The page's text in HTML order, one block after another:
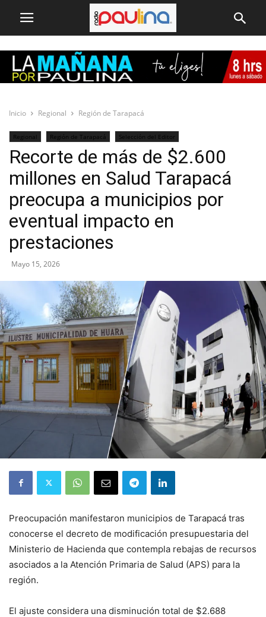
Inicio Regional Región de Tarapacá
Regional Región de Tarapacá Selección del Editor
Recorte de más de $2.600
millones en Salud Tarapacá
preocupa a municipios por
eventual impacto en
prestaciones
Mayo 15, 2026
Preocupación manifestaron municipios de Tarapacá tras
conocerse el decreto de modificación presupuestaria del
Ministerio de Hacienda que contempla rebajas de recursos
asociados a la Atención Primaria de Salud (APS) para la
región.
El ajuste considera una disminución total de $2.688